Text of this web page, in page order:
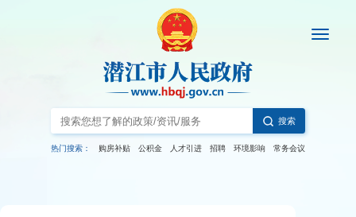
搜索
热门搜索： 购房补贴 公积金 人才引进 招聘 环境影响 常务会议